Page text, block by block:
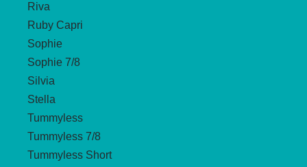
Riva
Ruby Capri
Sophie
Sophie 7/8
Silvia
Stella
Tummyless
Tummyless 7/8
Tummyless Short